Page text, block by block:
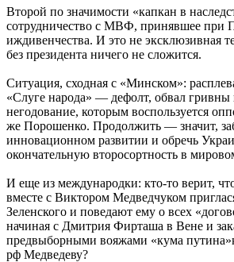
Второй по значимости «капкан в
сотрудничество с МВФ, принявшее при
иждивенчества. И это не эксклюзивная
без президента ничего не сложится.
Ситуация, сходная с «Минском»:
«Слуге народа» — дефолт, обвал гривны
негодование, которым воспользуется
же Порошенко. Продолжить — значит,
инновационном развитии и обречь
окончательную второсортность в
И еще из международки: кто-то верит,
вместе с Виктором Медведчуком
Зеленского и поведают ему о всех
начиная с Дмитрия Фирташа в Вене и
предвыборными вояжами «кума
рф Медведеву?